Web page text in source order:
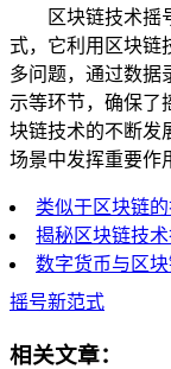
区块链技术摇
式，它利用区块链
多问题，通过数据
示等环节，确保了
块链技术的不断发
场景中发挥重要作
类似于区块链
揭秘区块链技
数字货币与区
摇号新范式
相关文章：